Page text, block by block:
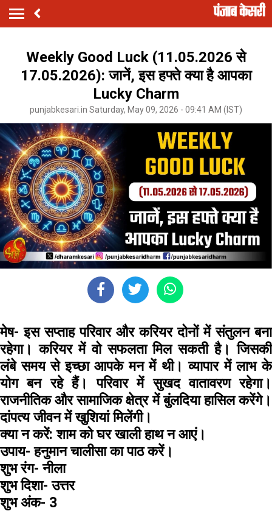
Weekly Good Luck (11.05.2026 से
17.05.2026): जानें, इस हफ्ते क्या है आपका
Lucky Charm
punjabkesari.in Saturday, May 09, 2026 - 09:41 AM (IST)
मेष- इस सप्ताह परिवार और करियर दोनों में संतुलन बना
रहेगा। करियर में वो सफलता मिल सकती है। जिसकी
लंबे समय से इच्छा आपके मन में थी। व्यापार में लाभ के
योग बन रहे हैं। परिवार में सुखद वातावरण रहेगा।
राजनीतिक और सामाजिक क्षेत्र में बुंलदिया हासिल करेंगे।
दांपत्य जीवन में खुशियां मिलेंगी।
क्या न करें: शाम को घर खाली हाथ न आएं।
उपाय- हनुमान चालीसा का पाठ करें।
शुभ रंग- नीला
शुभ दिशा-उत्तर
शुभ अंक- 3